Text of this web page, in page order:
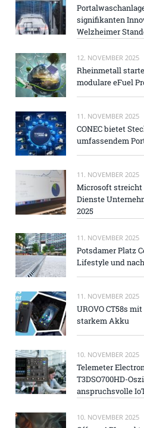
signifikanten
Welzheimer
12. NOVEMBER 2025
Rheinmetall
modulare eFuel
11. NOVEMBER 2025
CONEC bietet
umfassendem
11. NOVEMBER 2025
Microsoft streicht
Dienste
2025
11. NOVEMBER 2025
Potsdamer Platz
Lifestyle und
11. NOVEMBER 2025
UROVO CT58s
starkem Akku
10. NOVEMBER 2025
Telemeter
T3DSO700HD-
anspruchsvolle
10. NOVEMBER 2025